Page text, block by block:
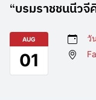
“บรมราชชนนีวจี
AUG
01
วั